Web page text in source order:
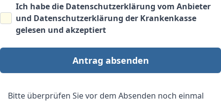
Ich habe die Datenschutzerklärung vom Anbieter
und Datenschutzerklärung der Krankenkasse
gelesen und akzeptiert
Antrag absenden
Bitte überprüfen Sie vor dem Absenden noch einmal